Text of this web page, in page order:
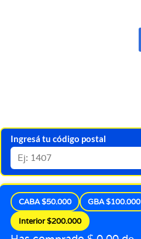
Ingresá tu código postal
CABA $50.000
GBA $100.000
Interior $200.000